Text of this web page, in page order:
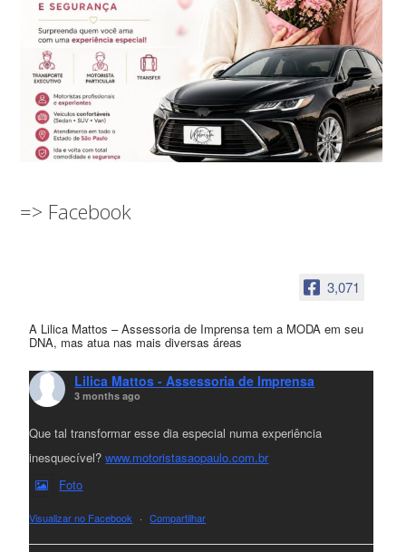
=> Facebook
3,071
A Lilica Mattos – Assessoria de Imprensa tem a MODA em seu
DNA, mas atua nas mais diversas áreas
Lilica Mattos - Assessoria de Imprensa
3 months ago
Que tal transformar esse dia especial numa experiência
inesquecível?www.motoristasaopaulo.com.br
Foto
Visualizar no Facebook · Compartilhar